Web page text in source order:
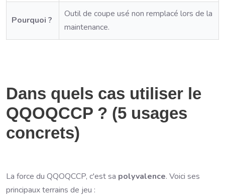
Pourquoi ?
Outil de coupe usé non remplacé lors de la
maintenance.
Dans quels cas utiliser le
QQOQCCP ? (5 usages
concrets)
La force du QQOQCCP, c'est sa polyvalence. Voici ses
principaux terrains de jeu :